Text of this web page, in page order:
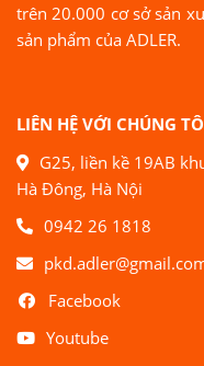
trên 20.000 cơ sở sản
sản phẩm của ADLER.
LIÊN HỆ VỚI CHÚNG
G25, liền kề 19AB
Hà Đông, Hà Nội
0942 26 1818
Facebook
Youtube